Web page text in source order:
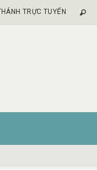
TRỰC TUYẾN